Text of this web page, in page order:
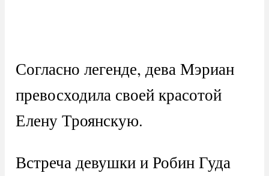
Согласно легенде, дева Мэриан
превосходила своей красотой
Елену Троянскую.
Встреча девушки и Робин Гуда